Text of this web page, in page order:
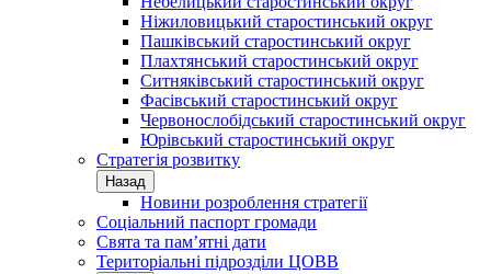
Ніжиловицький старостинський округ
Пашківський старостинський округ
Плахтянський старостинський округ
Ситняківський старостинський округ
Фасівський старостинський округ
Червонослобідський старостинський округ
Юрівський старостинський округ
Стратегія розвитку
Назад
Новини розроблення стратегії
Соціальний паспорт громади
Свята та пам’ятні дати
Територіальні підрозділи ЦОВВ